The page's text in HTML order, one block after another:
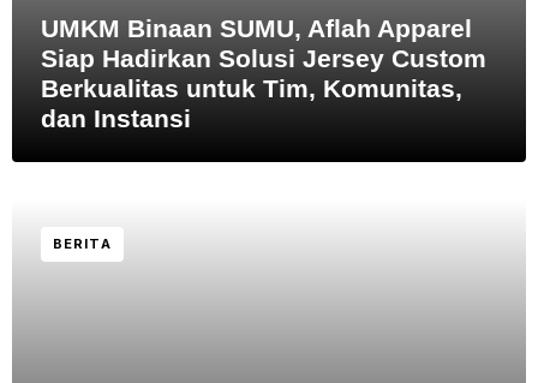
UMKM Binaan SUMU, Aflah Apparel
Siap Hadirkan Solusi Jersey Custom
Berkualitas untuk Tim, Komunitas,
dan Instansi
BERITA